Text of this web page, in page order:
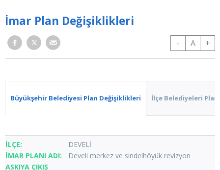
İmar Plan Değişiklikleri
- A +
Büyükşehir Belediyesi Plan Değişiklikleri İlçe Belediyeleri
DEVELİ
Develi merkez ve sindelhöyük revizyon